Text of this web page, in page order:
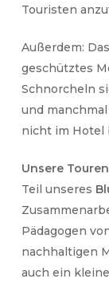
Touristen
Außerdem:
geschütztes
Schnorcheln
und
nicht im Hotel
Unsere
Teil unseres
Pädagogen
nachhaltigen
auch ein